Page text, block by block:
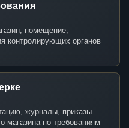
помещение,
контролирующих органов
журналы, приказы
магазина по требованиям